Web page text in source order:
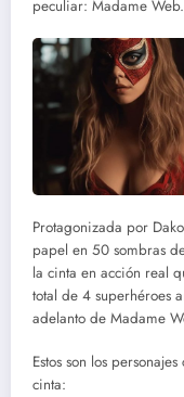
peculiar: Madame Web.
Protagonizada por
papel en 50 sombras
la cinta en acción real
total de 4 superhéroes
adelanto de Madame
Estos son los
cinta: